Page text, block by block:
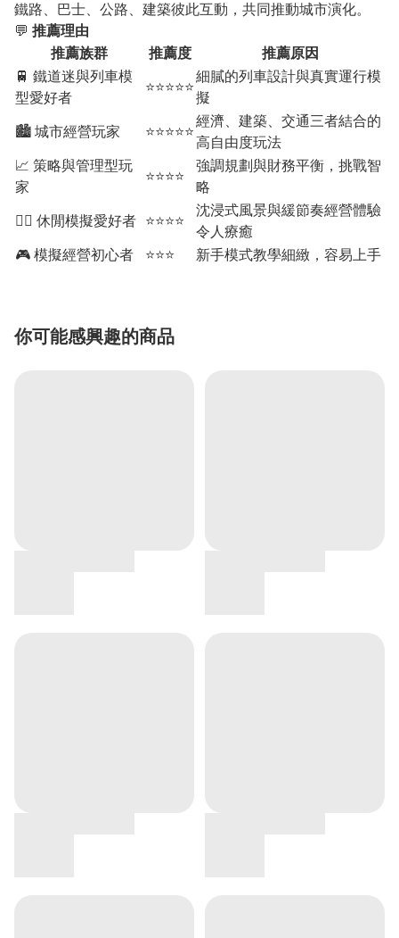
鐵路、巴士、公路、建築彼此互動，共同推動城市演化。
💬 推薦理由
推薦族群
推薦度
推薦原因
🚆 鐵道迷與列車模
型愛好者
⭐⭐⭐⭐⭐
細膩的列車設計與真實運行模
擬
🏙️ 城市經營玩家
⭐⭐⭐⭐⭐
經濟、建築、交通三者結合的
高自由度玩法
📈 策略與管理型玩
家
⭐⭐⭐⭐
強調規劃與財務平衡，挑戰智
略
🧘‍♂️ 休閒模擬愛好者 ⭐⭐⭐⭐
沈浸式風景與緩節奏經營體驗
令人療癒
🎮 模擬經營初心者
⭐⭐⭐ 新手模式教學細緻，容易上手
你可能感興趣的商品